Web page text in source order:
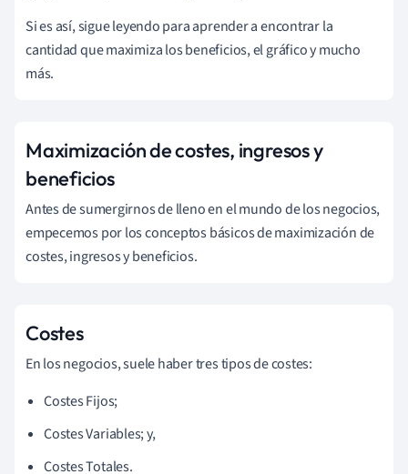
Si es así, sigue leyendo para aprender a encontrar la
cantidad que maximiza los beneficios, el gráfico y mucho
más.
Maximización de costes, ingresos y
beneficios
Antes de sumergirnos de lleno en el mundo de los negocios,
empecemos por los conceptos básicos de maximización de
costes, ingresos y beneficios.
Costes
En los negocios, suele haber tres tipos de costes:
Costes Fijos;
Costes Variables; y,
Costes Totales.